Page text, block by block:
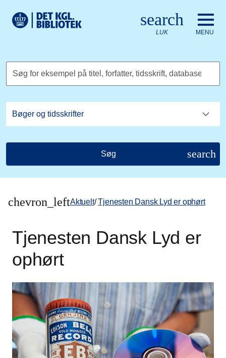
Det Kongelige Biblioteks logo. Gå til Det Kongelige
search
LUK MENU
Søg for eksempel på titel, forfatter, tidsskrift, database
Søg search
chevron_leftAktuelt/ Tjenesten Dansk Lyd er ophørt
Tjenesten Dansk Lyd er
ophørt